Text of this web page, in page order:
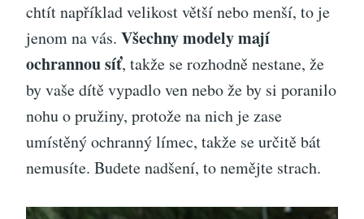
chtít například velikost větší nebo menší, to je
jenom na vás. Všechny modely mají
ochrannou síť, takže se rozhodně nestane, že
by vaše dítě vypadlo ven nebo že by si poranilo
nohu o pružiny, protože na nich je zase
umístěný ochranný límec, takže se určitě bát
nemusíte. Budete nadšení, to nemějte strach.